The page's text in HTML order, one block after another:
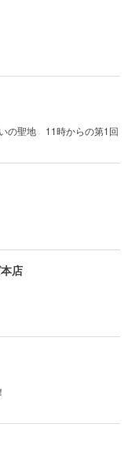
の聖地 11時からの第1回
店